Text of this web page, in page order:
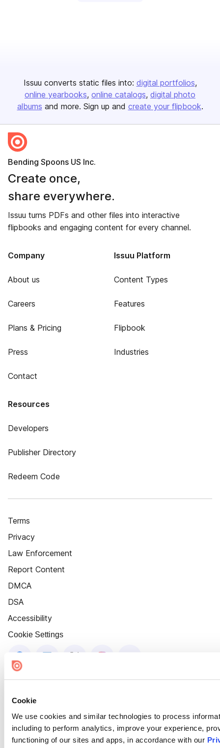
Cookie
We use cookies and similar technologies to process
including to perform analytics, improve your experience,
functioning of our sites and apps, in accordance with our
Issuu converts static files into: digital portfolios
online yearbooks online catalogs digital photo
albums and more. Sign up and create your flipbook.
Bending Spoons US Inc.
Create once,
share everywhere.
Issuu turns PDFs and other files into interactive
flipbooks and engaging content for every channel.
Company
About us
Careers
Plans & Pricing
Press
Contact
Issuu Platform
Content Types
Features
Flipbook
Industries
Resources
Developers
Publisher Directory
Redeem Code
Terms
Privacy
Law Enforcement
Report Content
DMCA
DSA
Accessibility
Cookie Settings